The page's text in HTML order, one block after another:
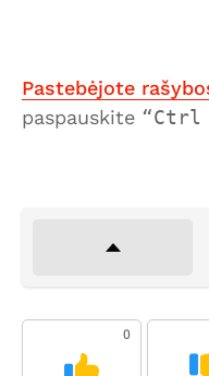
Pastebėjote
paspauskite
Ctrl
0